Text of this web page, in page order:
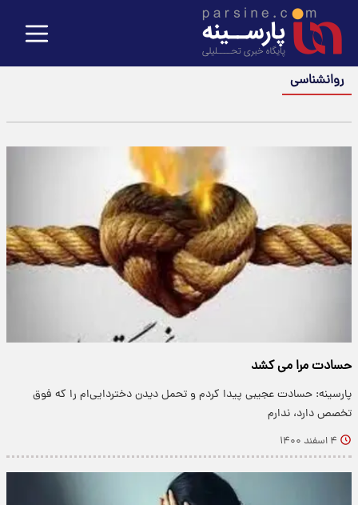
روانشناسی
حسادت مرا می کشد
پارسینه: حسادت عجیبی پیدا کردم و تحمل دیدن دختردایی‌ام را که فوق
تخصص دارد، ندارم
۴ اسفند ۱۴۰۰